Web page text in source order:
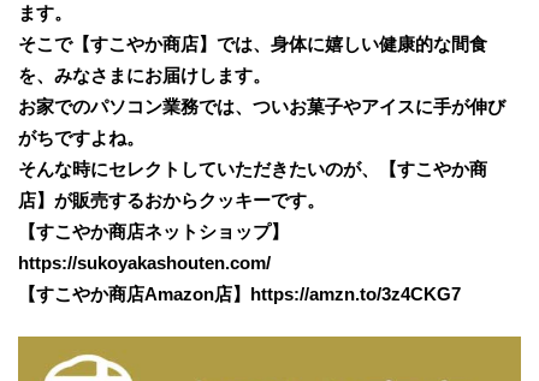
ます。
そこで【すこやか商店】では、身体に嬉しい健康的な間食
を、みなさまにお届けします。
お家でのパソコン業務では、ついお菓子やアイスに手が伸び
がちですよね。
そんな時にセレクトしていただきたいのが、【すこやか商
店】が販売するおからクッキーです。
【すこやか商店ネットショップ】
https://sukoyakashouten.com/
【すこやか商店Amazon店】https://amzn.to/3z4CKG7